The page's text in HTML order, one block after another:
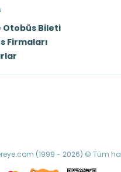
Otobüs Bileti
Firmaları
(1999 - 2026) © Tüm